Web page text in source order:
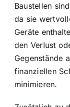
Baustellen
da sie
Geräte
den Verlust
Gegenstände
finanziellen
minimieren.